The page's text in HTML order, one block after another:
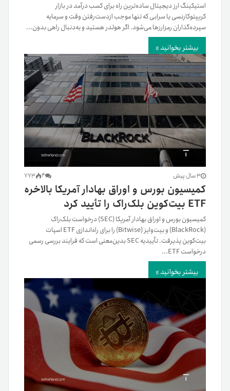
استیکینگ ارز دیجیتال ساده‌ترین راه برای کسب درآمد در بازار
کریپتوکارنسی یا سرابی که تنها موجب از‌دست‌رفتن وقت و سرمایه
سپرده‌گذاران رمز‌ارزها می‌شود. اگر هولدر هستید و به‌دنبال راهی بدون...
بیشتر بخوانید »
3 سال پیش 4
773
کمیسیون بورس و اوراق بهادار آمریکا بالاخره
ETF بیت‌کوین بلک‌راک را تأیید کرد
کمیسیون بورس و اوراق بهادار آمریکا (SEC) درخواست بلک‌راک
(BlackRock) و بیت‌وایز (Bitwise) را برای راه‌اندازی ETF اسپات
بیت‌کوین پذیرفت. تأییدیه SEC بدین‌معنی‌ است که فرایند بررسی رسمی
درخواست ETF...
بیشتر بخوانید »